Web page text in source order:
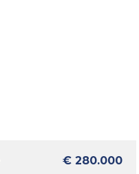
€ 280.000